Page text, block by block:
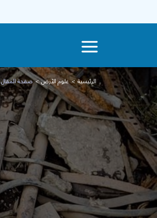
الرئيسية علوم الأرض صفحة المقال